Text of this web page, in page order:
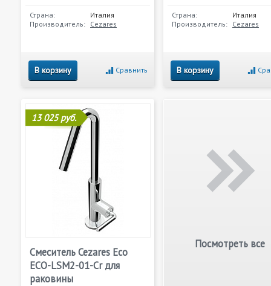
Страна:
Италия
Производитель: Cezares
В корзину Сравнить
Страна:
Италия
Производитель: Cezares
В корзину
13 025 руб.
Смеситель Cezares Eco
ECO-LSM2-01-Cr для
раковины
Посмотреть все